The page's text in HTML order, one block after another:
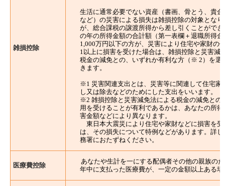
雑損控除
生活に通常必要でない資産（書画、骨とう、貴
など）の災害による損失は雑損控除の対象となり
が、総合課税の譲渡所得から差し引くことができ
の年の所得金額の合計額（第一表欄＋退職所得金
1,000万円以下の方が、災害により住宅や家財の
1以上に損害を受けた場合は、雑損控除と災害減
税金の減免との、いずれか有利な方（※ 2）を選
きます。
※1 災害関連支出とは、災害等に関連して住宅家
し又は除去などのためにした支出をいいます。
※2 雑損控除と災害減免法による税金の減免との
用を受けることが有利であるかは、あなたの所
害金額などにより異なります。
東日本大震災により住宅や家財などに損害を受
は、その損失について特例などがあります。詳
務署におたずねください。
医療費控除
あなたや生計を一にする配偶者その他の親族の
年中に支払った医療費が、一定の金額以上ある